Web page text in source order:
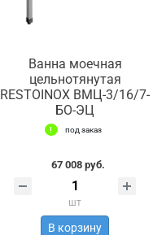
Ванна моечная
цельнотянутая
RESTOINOX ВМЦ-3/16/7-
БО-ЭЦ
под заказ
67 008 руб.
шт
В корзину